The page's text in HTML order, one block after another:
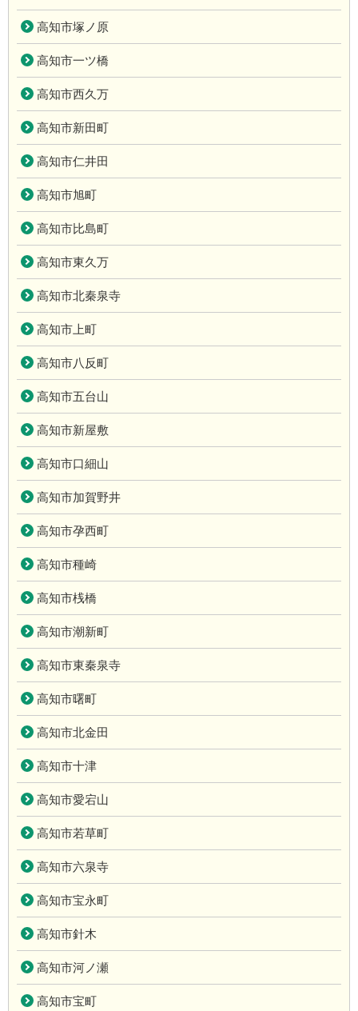
高知市塚ノ原
高知市一ツ橋
高知市西久万
高知市新田町
高知市仁井田
高知市旭町
高知市比島町
高知市東久万
高知市北秦泉寺
高知市上町
高知市八反町
高知市五台山
高知市新屋敷
高知市口細山
高知市加賀野井
高知市孕西町
高知市種崎
高知市桟橋
高知市潮新町
高知市東秦泉寺
高知市曙町
高知市北金田
高知市十津
高知市愛宕山
高知市若草町
高知市六泉寺
高知市宝永町
高知市針木
高知市河ノ瀬
高知市宝町